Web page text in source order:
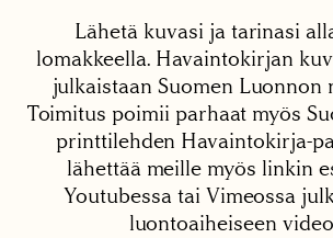
Lähetä kuvasi ja tarinasi
lomakkeella. Havaintokirjan
julkaistaan Suomen Luonnon
Toimitus poimii parhaat myös
printtilehden Havaintokirja-
lähettää meille myös linkin
Youtubessa tai Vimeossa
luontoaiheiseen